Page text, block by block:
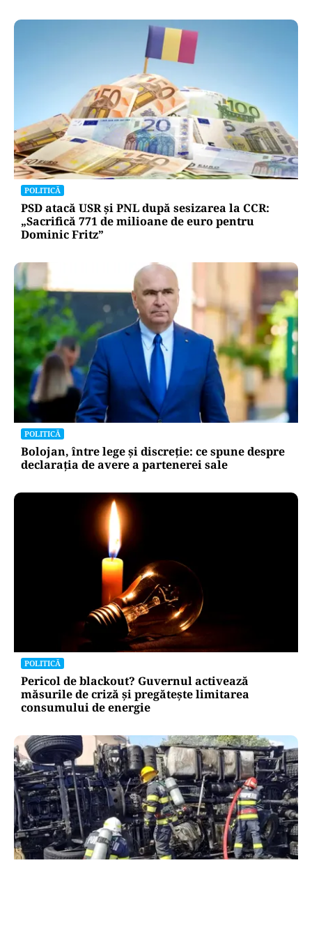
POLITICĂ
PSD atacă USR și PNL după sesizarea la CCR:
„Sacrifică 771 de milioane de euro pentru
Dominic Fritz”
POLITICĂ
Bolojan, între lege și discreție: ce spune despre
declarația de avere a partenerei sale
POLITICĂ
Pericol de blackout? Guvernul activează
măsurile de criză și pregătește limitarea
consumului de energie